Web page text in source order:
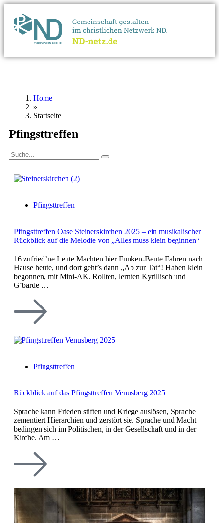
Home
»
Startseite
Pfingsttreffen
Pfingsttreffen
Pfingsttreffen Oase Steinerskirchen 2025 – ein musikalischer
Rückblick auf die Melodie von „Alles muss klein beginnen“
16 zufried’ne Leute Machten hier Funken-Beute Fahren nach
Hause heute, und dort geht’s dann „Ab zur Tat“! Haben klein
begonnen, mit Mini-AK. Rollten, lernten Kyrillisch und
G‘bärde …
Pfingsttreffen
Rückblick auf das Pfingsttreffen Venusberg 2025
Sprache kann Frieden stiften und Kriege auslösen, Sprache
zementiert Hierarchien und zerstört sie. Sprache und Macht
bedingen sich im Politischen, in der Gesellschaft und in der
Kirche. Am …